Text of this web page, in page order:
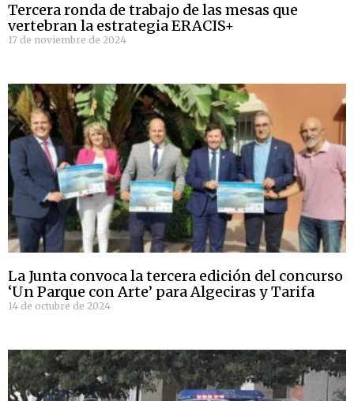
Tercera ronda de trabajo de las mesas que
vertebran la estrategia ERACIS+
17 de noviembre de 2024
La Junta convoca la tercera edición del concurso
‘Un Parque con Arte’ para Algeciras y Tarifa
14 de octubre de 2024